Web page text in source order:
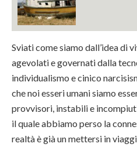
Sviati come siamo dall’idea di
agevolati e governati dalla
individualismo e cinico
che noi esseri umani siamo
provvisori, instabili e
il quale abbiamo perso la
realtà è già un mettersi in